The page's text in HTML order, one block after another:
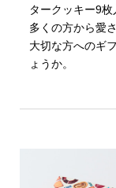
タークッキー9枚
多くの方から愛
大切な方へのギ
ょうか。